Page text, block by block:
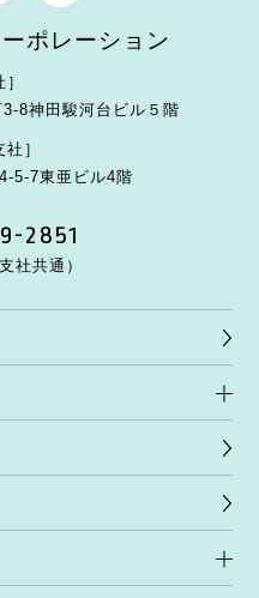
ポレーション
3-8神田駿河台ビル５階
社］
5-7東亜ビル4階
2851
社共通）